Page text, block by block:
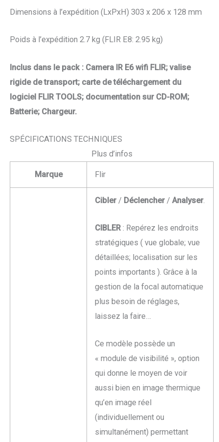
Dimensions à l’expédition (LxPxH) 303 x 206 x 128 mm
Poids à l’expédition 2.7 kg (FLIR E8: 2.95 kg)
Inclus dans le pack : Camera IR E6 wifi FLIR; valise
rigide de transport; carte de téléchargement du
logiciel FLIR TOOLS; documentation sur CD-ROM;
Batterie; Chargeur.
SPÉCIFICATIONS TECHNIQUES
Plus d’infos
Marque Flir
Cibler/ Déclencher/Analyser.
CIBLER: Repérez les endroits
stratégiques ( vue globale; vue
détaillées; localisation sur les
points importants ). Grâce à la
gestion de la focal automatique
plus besoin de réglages,
laissez la faire…
Ce modèle possède un
« module de visibilité », option
qui donne le moyen de voir
aussi bien en image thermique
qu’en image réel
(individuellement ou
simultanément) permettant